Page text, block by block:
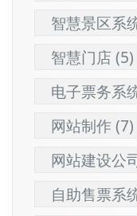
智慧景区系
智慧门店(5)
电子票务系
网站制作(7)
网站建设公
自助售票系